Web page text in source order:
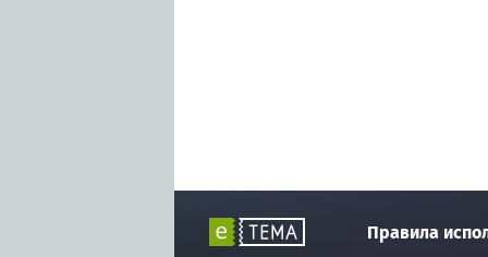
Правила